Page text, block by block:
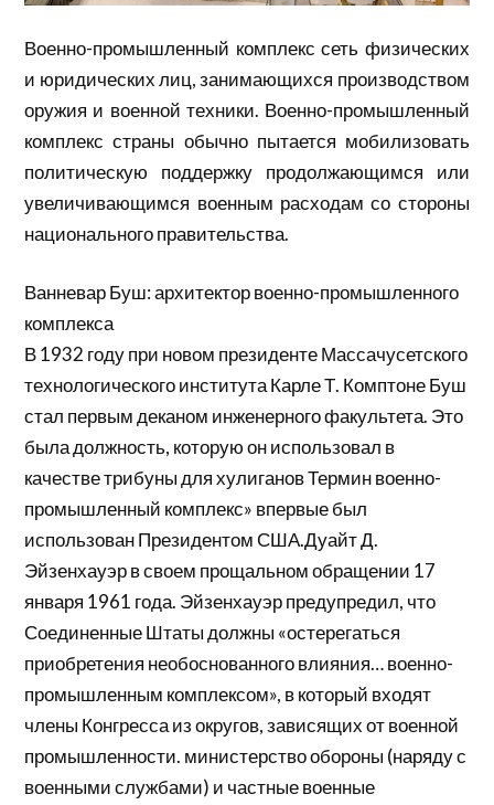
Военно-промышленный комплекс сеть физических
и юридических лиц, занимающихся производством
оружия и военной техники. Военно-промышленный
комплекс страны обычно пытается мобилизовать
политическую поддержку продолжающимся или
увеличивающимся военным расходам со стороны
национального правительства.
Ванневар Буш: архитектор военно-промышленного
комплекса
В 1932 году при новом президенте Массачусетского
технологического института Карле Т. Комптоне Буш
стал первым деканом инженерного факультета. Это
была должность, которую он использовал в
качестве трибуны для хулиганов Термин военно-
промышленный комплекс» впервые был
использован Президентом США.Дуайт Д.
Эйзенхауэр в своем прощальном обращении 17
января 1961 года. Эйзенхауэр предупредил, что
Соединенные Штаты должны «остерегаться
приобретения необоснованного влияния… военно-
промышленным комплексом», в который входят
члены Конгресса из округов, зависящих от военной
промышленности. министерство обороны (наряду с
военными службами) и частные военные